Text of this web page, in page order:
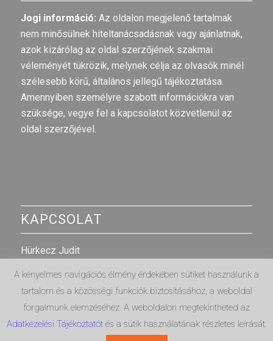
Jogi információ: Az oldalon megjelenő tartalmak
nem minősülnek hiteltanácsadásnak vagy ajánlatnak,
azok kizárólag az oldal szerzőjének szakmai
véleményét tükrözik, melynek célja az olvasók minél
szélesebb körű, általános jellegű tájékoztatása.
Amennyiben személyre szabott információkra van
szüksége, vegye fel a kapcsolatot közvetlenül az
oldal szerzőjével.
KAPCSOLAT
Hürkecz Judit
E-mail cím :judit@egyrolakettore.hu
Telefonszám: +36703173436
A kényelmes navigációs élmény érdekében sütiket használunk a
tartalom és a közösségi funkciók biztosításához, a weboldal
forgalmunk elemzéséhez. A weboldalon megtekintheted az
Adatkezelési Tájékoztatót és a sütik használatának részletes leírását.